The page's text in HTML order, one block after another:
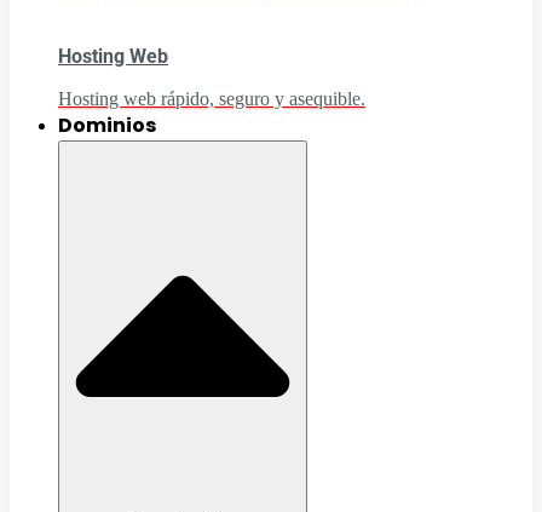
Hosting Web
Hosting web rápido, seguro y asequible.
Dominios